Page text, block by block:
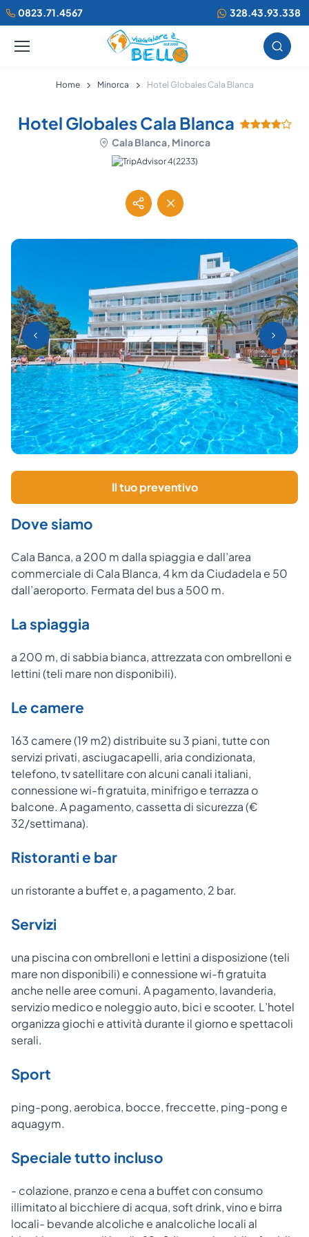
0823.71.4567 328.43.93.338
Home Minorca Hotel Globales Cala Blanca
Hotel Globales Cala Blanca
Cala Blanca, Minorca
(2233)
Il tuo preventivo
Dove siamo
Cala Banca, a 200 m dalla spiaggia e dall’area
commerciale di Cala Blanca, 4 km da Ciudadela e 50
dall’aeroporto. Fermata del bus a 500 m.
La spiaggia
a 200 m, di sabbia bianca, attrezzata con ombrelloni e
lettini (teli mare non disponibili).
Le camere
163 camere (19 m2) distribuite su 3 piani, tutte con
servizi privati, asciugacapelli, aria condizionata,
telefono, tv satellitare con alcuni canali italiani,
connessione wi-fi gratuita, minifrigo e terrazza o
balcone. A pagamento, cassetta di sicurezza (€
32/settimana).
Ristoranti e bar
un ristorante a buffet e, a pagamento, 2 bar.
Servizi
una piscina con ombrelloni e lettini a disposizione (teli
mare non disponibili) e connessione wi-fi gratuita
anche nelle aree comuni. A pagamento, lavanderia,
servizio medico e noleggio auto, bici e scooter. L’hotel
organizza giochi e attività durante il giorno e spettacoli
serali.
Sport
ping-pong, aerobica, bocce, freccette, ping-pong e
aquagym.
Speciale tutto incluso
- colazione, pranzo e cena a buffet con consumo
illimitato al bicchiere di acqua, soft drink, vino e birra
locali- bevande alcoliche e analcoliche locali al